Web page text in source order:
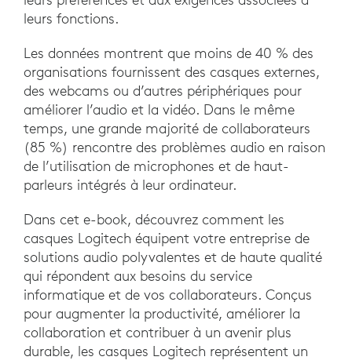
leurs fonctions.
Les données montrent que moins de 40 % des
organisations fournissent des casques externes,
des webcams ou d’autres périphériques pour
améliorer l’audio et la vidéo. Dans le même
temps, une grande majorité de collaborateurs
(85 %) rencontre des problèmes audio en raison
de l’utilisation de microphones et de haut-
parleurs intégrés à leur ordinateur.
Dans cet e-book, découvrez comment les
casques Logitech équipent votre entreprise de
solutions audio polyvalentes et de haute qualité
qui répondent aux besoins du service
informatique et de vos collaborateurs. Conçus
pour augmenter la productivité, améliorer la
collaboration et contribuer à un avenir plus
durable, les casques Logitech représentent un